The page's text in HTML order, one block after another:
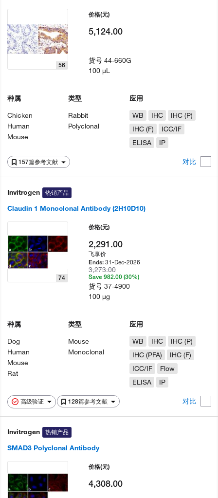
157篇参考文献 对比
56
种属
Chicken
Human
Mouse
类型
Rabbit
Polyclonal
应用
WB
IHC
IHC (P)
IHC (F)
ICC/IF
ELISA
IP
价格(元)
5,124.00
货号44-660G
100 µL
Invitrogen 热销产品
Claudin 1 Monoclonal Antibody (2H10D10)
高级验证 128篇参考文献 对比
74
种属
Dog
Human
Mouse
Rat
类型
Mouse
Monoclonal
应用
WB
IHC
IHC (P)
IHC (PFA)
IHC (F)
ICC/IF
Flow
ELISA
IP
价格(元)
2,291.00
飞享价
Ends:31-Dec-2026
3,273.00
Save 982.00 (30%)
货号37-4900
100 µg
Invitrogen 热销产品
SMAD3 Polyclonal Antibody
价格(元)
4,308.00